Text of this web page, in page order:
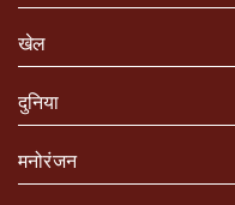
खेल
दुनिया
मनोरंजन